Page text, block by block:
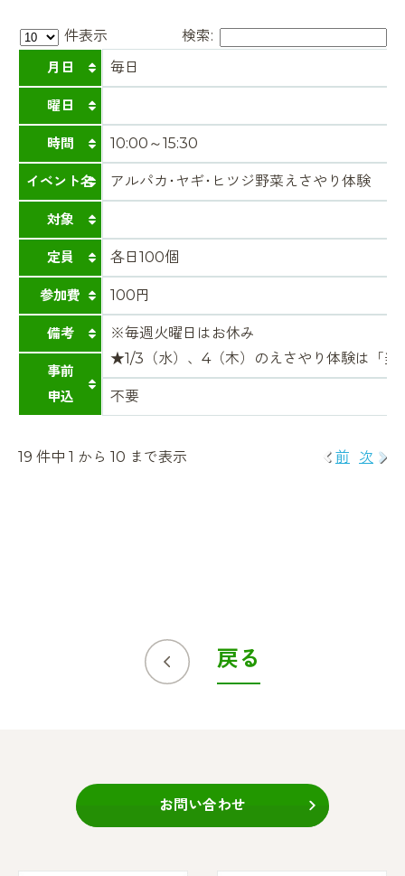
件表示
検索:
月日
曜日
時間
イベント名
対象
定員
参加費
備考
事前
申込
毎日
10:00～15:30
アルパカ･ヤギ･ヒツジ野菜えさやり体験
各日100個
100円
※毎週火曜日はお休み
★1/3（水）、4（木）のえさやり体験は「当
不要
19 件中 1 から 10 まで表示 前 次
戻る
お問い合わせ